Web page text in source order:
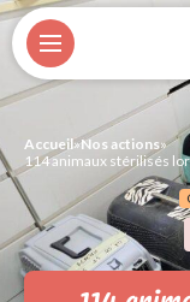
Accueil»Nos actions»
114 animaux stérilisés